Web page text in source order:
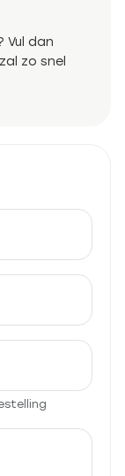
dan
zo snel